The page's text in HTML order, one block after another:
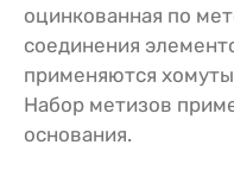
оцинкованная по
соединения
применяются
Набор метизов
основания.